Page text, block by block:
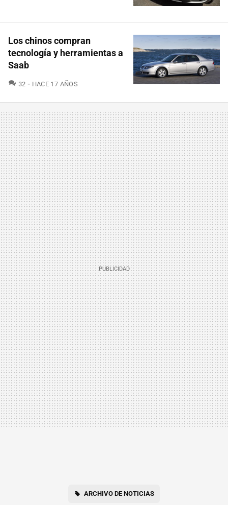
Los chinos compran
tecnología y herramientas a
Saab
32 COMENTARIOS
HACE 17 AÑOS
ARCHIVO DE NOTICIAS